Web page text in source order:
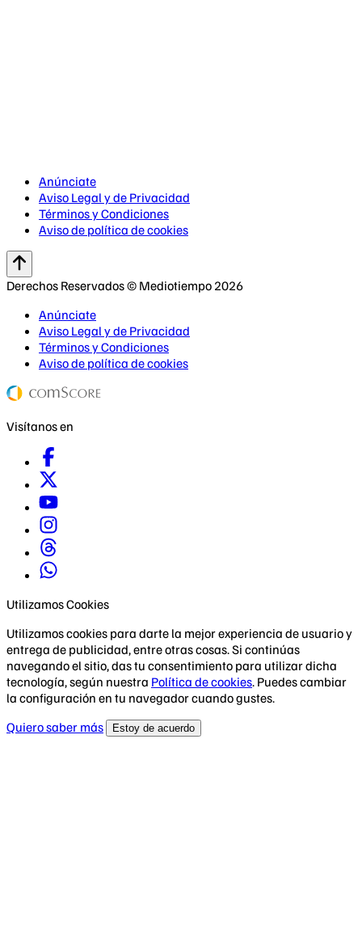
Anúnciate
Aviso Legal y de Privacidad
Términos y Condiciones
Aviso de política de cookies
Derechos Reservados © Mediotiempo 2026
Anúnciate
Aviso Legal y de Privacidad
Términos y Condiciones
Aviso de política de cookies
Visítanos en
Utilizamos Cookies
Utilizamos cookies para darte la mejor experiencia de usuario y
entrega de publicidad, entre otras cosas. Si continúas
navegando el sitio, das tu consentimiento para utilizar dicha
tecnología, según nuestra Política de cookies. Puedes cambiar
la configuración en tu navegador cuando gustes.
Quiero saber más
Estoy de acuerdo